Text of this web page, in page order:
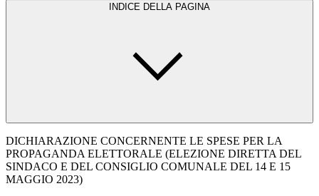
INDICE DELLA PAGINA
DICHIARAZIONE CONCERNENTE LE SPESE PER LA
PROPAGANDA ELETTORALE (ELEZIONE DIRETTA DEL
SINDACO E DEL CONSIGLIO COMUNALE DEL 14 E 15
MAGGIO 2023)